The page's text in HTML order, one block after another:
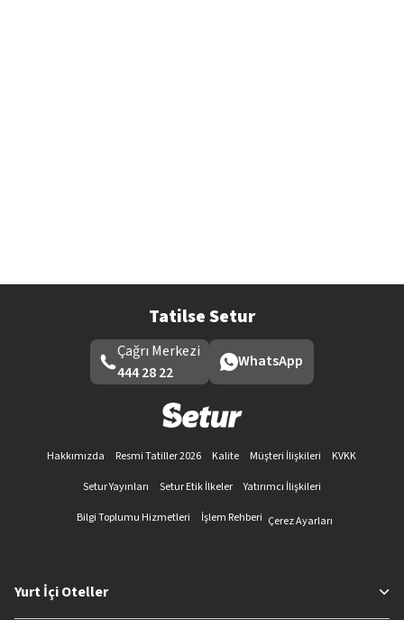
Tatilse Setur
Çağrı Merkezi
444 28 22
WhatsApp
Hakkımızda Resmi Tatiller 2026 Kalite Müşteri İlişkileri
KVKK
Setur Yayınları
Setur Etik İlkeler
Yatırımcı İlişkileri
Bilgi Toplumu Hizmetleri
İşlem Rehberi Çerez Ayarları
Yurt İçi Oteller